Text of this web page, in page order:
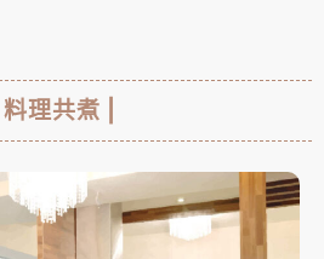
| 料理共煮 |